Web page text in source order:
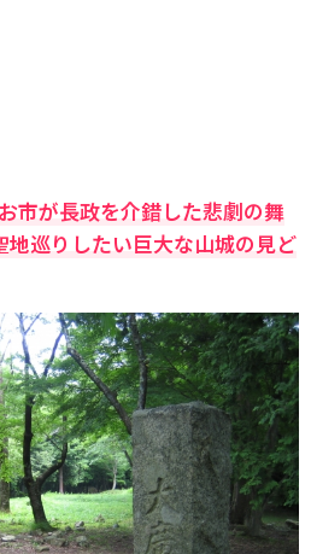
市が長政を介錯した悲劇の舞
巡りしたい巨大な山城の見ど